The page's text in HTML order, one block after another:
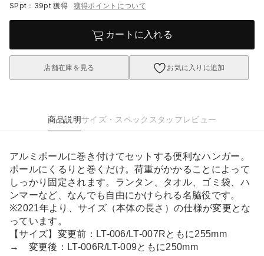
SPpt：39pt獲得 獲得ポイントについて
カートに入れる
店舗在庫を見る お気に入りに追加
商品説明サイズ・スペック スタッフレビュー
アルミポールに巻き付けてセットする便利なハンガー。
ポールにくるりと巻くだけ。荷重がかかることによって
しっかり固定されます。ランタン、タオル、ゴミ袋、ハ
ンマーなど、なんでも自由にかけられる名脇役です。
※2021年より、サイズ（本体の長さ）の仕様が変更とな
っています。
【サイズ】変更前：LT-006/LT-007Rともに255mm
→ 変更後：LT-006R/LT-009ともに250mm